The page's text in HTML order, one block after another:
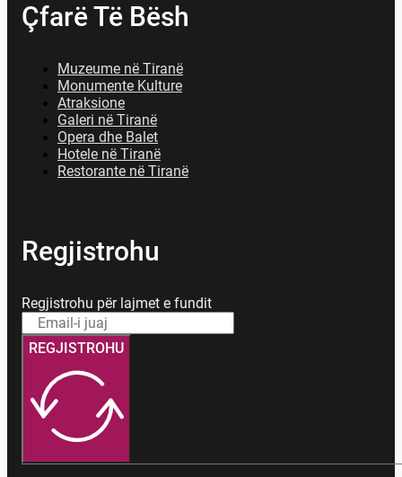
Çfarë Të Bësh
Muzeume në Tiranë
Monumente Kulture
Atraksione
Galeri në Tiranë
Opera dhe Balet
Hotele në Tiranë
Restorante në Tiranë
Regjistrohu
Regjistrohu për lajmet e fundit
REGJISTROHU